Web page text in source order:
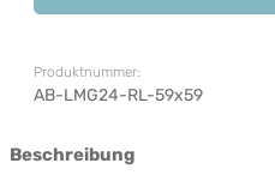
Produktnummer:
AB-LMG24-RL-59x59
Beschreibung